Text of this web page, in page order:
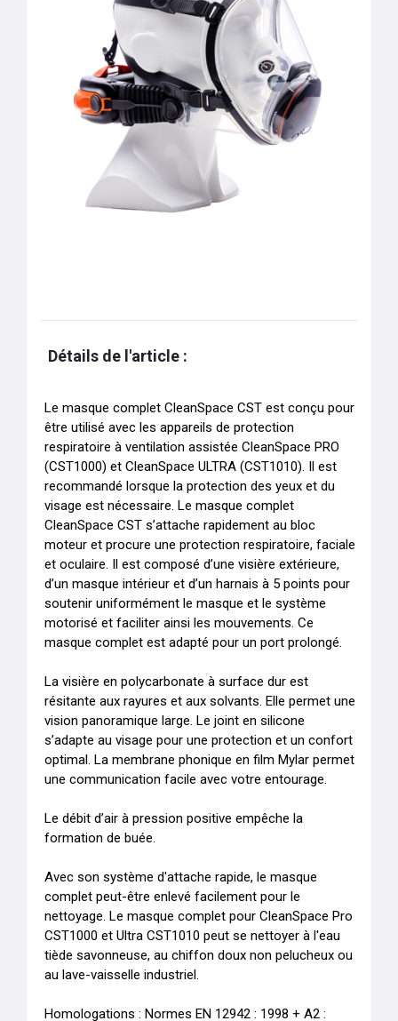
Détails de l'article :
Le masque complet CleanSpace CST est conçu pour
être utilisé avec les appareils de protection
respiratoire à ventilation assistée CleanSpace PRO
(CST1000) et CleanSpace ULTRA (CST1010). Il est
recommandé lorsque la protection des yeux et du
visage est nécessaire. Le masque complet
CleanSpace CST s’attache rapidement au bloc
moteur et procure une protection respiratoire, faciale
et oculaire. Il est composé d’une visière extérieure,
d’un masque intérieur et d’un harnais à 5 points pour
soutenir uniformément le masque et le système
motorisé et faciliter ainsi les mouvements. Ce
masque complet est adapté pour un port prolongé.
La visière en polycarbonate à surface dur est
résitante aux rayures et aux solvants. Elle permet une
vision panoramique large. Le joint en silicone
s’adapte au visage pour une protection et un confort
optimal. La membrane phonique en film Mylar permet
une communication facile avec votre entourage.
Le débit d’air à pression positive empêche la
formation de buée.
Avec son système d'attache rapide, le masque
complet peut-être enlevé facilement pour le
nettoyage. Le masque complet pour CleanSpace Pro
CST1000 et Ultra CST1010 peut se nettoyer à l'eau
tiède savonneuse, au chiffon doux non pelucheux ou
au lave-vaisselle industriel.
Homologations : Normes EN 12942 : 1998 + A2 :